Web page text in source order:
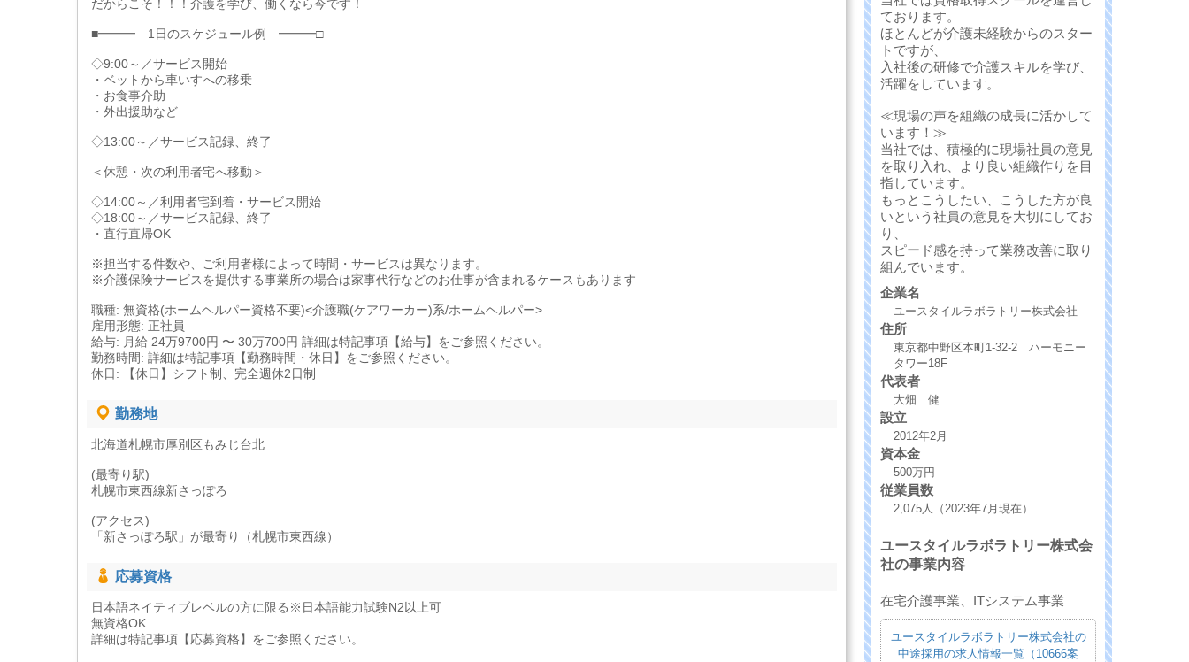
だからこそ！！！介護を学び、働くなら今です！
■━━━ 1日のスケジュール例 ━━━□
◇9:00～／サービス開始
・ベットから車いすへの移乗
・お食事介助
・外出援助など
◇13:00～／サービス記録、終了
＜休憩・次の利用者宅へ移動＞
◇14:00～／利用者宅到着・サービス開始
◇18:00～／サービス記録、終了
・直行直帰OK
※担当する件数や、ご利用者様によって時間・サービスは異なります。
※介護保険サービスを提供する事業所の場合は家事代行などのお仕事が含まれるケースもあります
職種: 無資格(ホームヘルパー資格不要)<介護職(ケアワーカー)系/ホームヘルパー>
雇用形態: 正社員
給与: 月給 24万9700円 〜 30万700円 詳細は特記事項【給与】をご参照ください。
勤務時間: 詳細は特記事項【勤務時間・休日】をご参照ください。
休日: 【休日】シフト制、完全週休2日制
勤務地
北海道札幌市厚別区もみじ台北
(最寄り駅)
札幌市東西線新さっぽろ
(アクセス)
「新さっぽろ駅」が最寄り（札幌市東西線）
応募資格
日本語ネイティブレベルの方に限る※日本語能力試験N2以上可
無資格OK
詳細は特記事項【応募資格】をご参照ください。
ております。
ほとんどが介護未経験からのスター
トですが、
入社後の研修で介護スキルを学び、
活躍をしています。
≪現場の声を組織の成長に活かして
います！≫
当社では、積極的に現場社員の意見
を取り入れ、より良い組織作りを目
指しています。
もっとこうしたい、こうした方が良
いという社員の意見を大切にしてお
り、
スピード感を持って業務改善に取り
組んでいます。
企業名
ユースタイルラボラトリー株式会社
住所
東京都中野区本町1-32-2 ハーモニー
タワー18F
代表者
大畑 健
設立
2012年2月
資本金
500万円
従業員数
2,075人（2023年7月現在）
ユースタイルラボラトリー株式会
社の事業内容
在宅介護事業、ITシステム事業
ユースタイルラボラトリー株式会社の
中途採用の求人情報一覧（10666案